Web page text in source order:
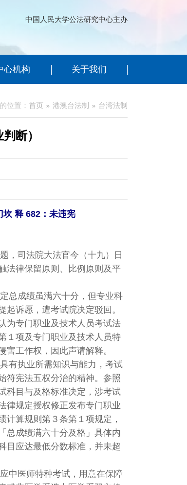
中国人民大学公法研究中心主办
心机构 关于我们
位置： 首页 港澳台法制 台湾法制
断）
坎 释 682：未违宪
司法院大法官今（十九）日
法律保留原则、比例原则及平
总成绩虽满六十分，但专业科
诉愿，遭考试院决定驳回。
为专门职业及技术人员考试法
１项及专门职业及技术人员特
工作权，因此声请解释。
有执业所需知识与能力，考试
符宪法五权分治的精神。参照
科目与及格标准决定，涉考试
律规定授权修正发布专门职业
算规则第３条第１项规定，
总成绩满六十分及格」具体内
目应达最低分数标准，并未超
中医师特种考试，用意在保障